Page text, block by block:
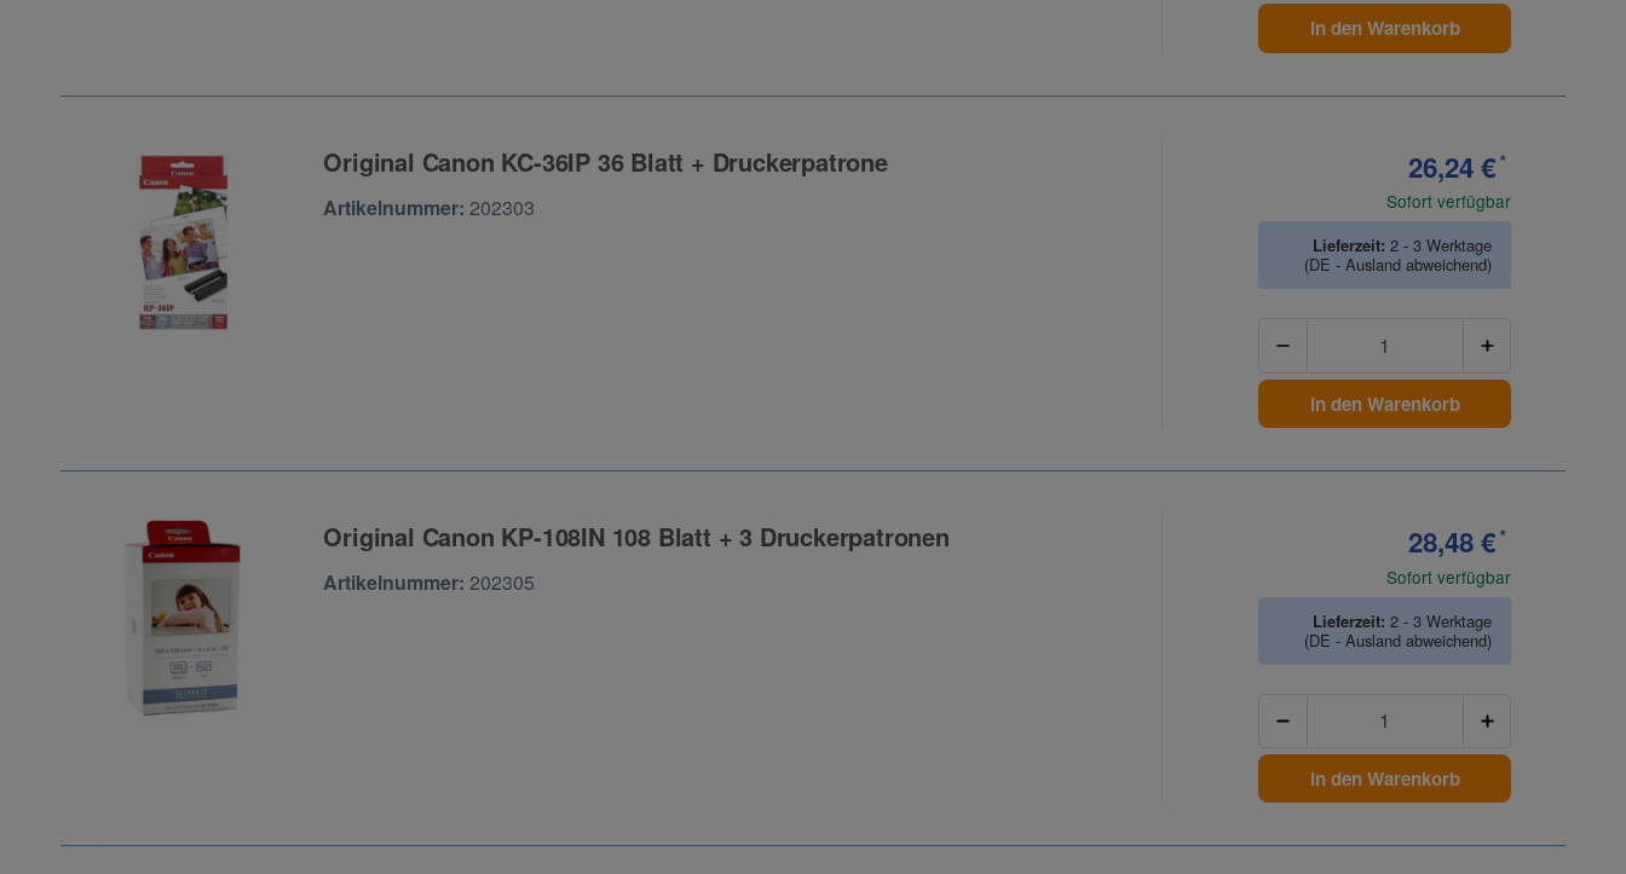
In den Warenkorb
Original Canon KC-36IP 36 Blatt + Druckerpatrone
Zur Artikelbewertung
Artikelnummer:202303
26,24 €*
Sofort verfügbar
Lieferzeit: 2 - 3 Werktage
(DE - Ausland abweichend)
In den Warenkorb
Original Canon KP-108IN 108 Blatt + 3 Druckerpatronen
Zur Artikelbewertung
Artikelnummer:202305
28,48 €*
Sofort verfügbar
Lieferzeit: 2 - 3 Werktage
(DE - Ausland abweichend)
In den Warenkorb